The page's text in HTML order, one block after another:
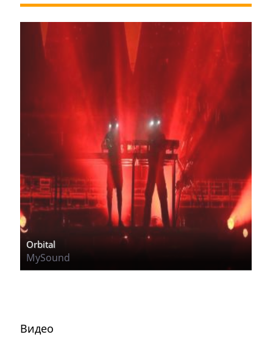
Orbital
MySound
Видео